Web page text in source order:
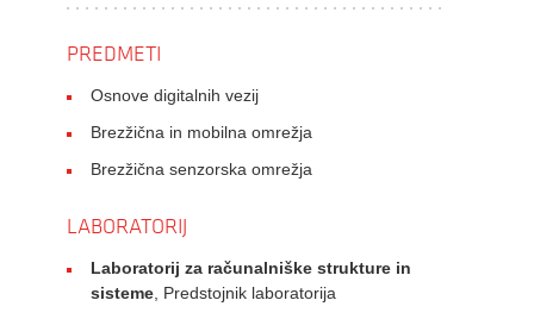
PREDMETI
Osnove digitalnih vezij
Brezžična in mobilna omrežja
Brezžična senzorska omrežja
LABORATORIJ
Laboratorij za računalniške strukture in
sisteme , Predstojnik laboratorija